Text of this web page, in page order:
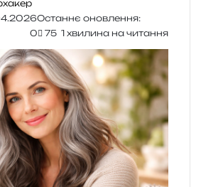
Останнє оновлення:
0 75 1 хвилина на читання